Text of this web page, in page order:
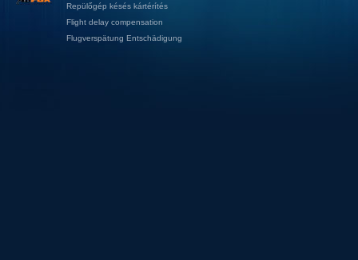
Repülőgép késés kártérítés
Flight delay compensation
Flugverspätung Entschädigung